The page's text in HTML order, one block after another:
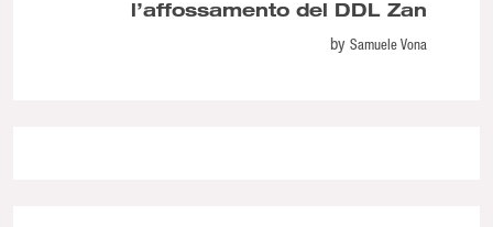
l’affossamento del DDL Zan
by Samuele Vona